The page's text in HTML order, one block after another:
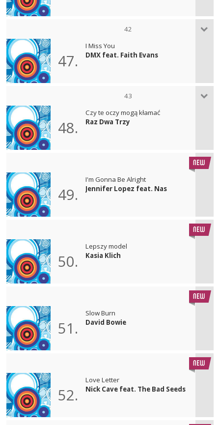
42
47.
I Miss You
DMX feat. Faith Evans
43
48.
Czy te oczy mogą kłamać
Raz Dwa Trzy
49.
I'm Gonna Be Alright
Jennifer Lopez feat. Nas
50.
Lepszy model
Kasia Klich
51.
Slow Burn
David Bowie
52.
Love Letter
Nick Cave feat. The Bad Seeds